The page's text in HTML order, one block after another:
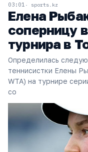
03:01 sports.kz
Елена
соперницу
турнира в
Определилась
теннисистки Елены
WTA) на турнире
со